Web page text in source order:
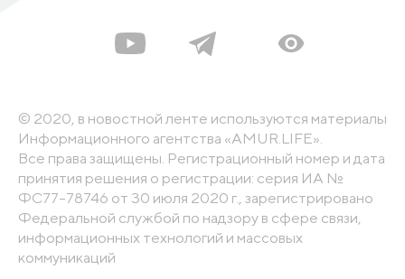
© 2020, в новостной ленте используются материалы
Информационного агентства «AMUR.LIFE».
Все права защищены. Регистрационный номер и дата
принятия решения о регистрации: серия ИА №
ФС77-78746 от 30 июля 2020 г., зарегистрировано
Федеральной службой по надзору в сфере связи,
информационных технологий и массовых
коммуникаций